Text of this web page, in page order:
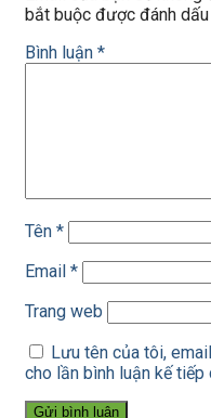
bắt buộc được đánh dấu
Bình luận *
Tên *
Email *
Trang web
Lưu tên của tôi,
cho lần bình luận kế tiếp